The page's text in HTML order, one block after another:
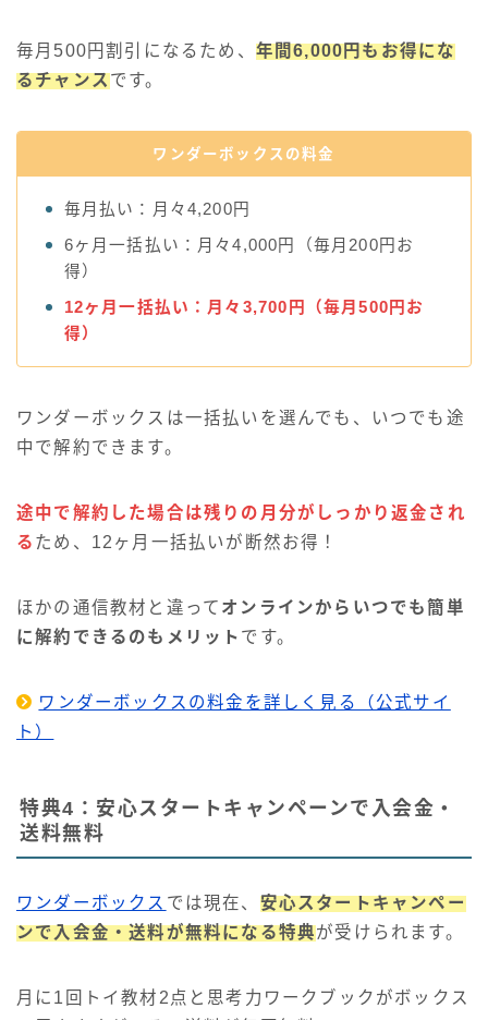
毎月500円割引になるため、 年間6,000円もお得にな
るチャンス です。
ワンダーボックスの料金
毎月払い：月々4,200円
6ヶ月一括払い：月々4,000円（毎月200円お
得）
12ヶ月一括払い：月々3,700円（毎月500円お
得）
ワンダーボックスは一括払いを選んでも、いつでも途
中で解約できます。
途中で解約した場合は残りの月分がしっかり返金され
る ため、12ヶ月一括払いが断然お得！
ほかの通信教材と違って オンラインからいつでも簡単
に解約できるのもメリット です。
ワンダーボックスの料金を詳しく見る（公式サイ
ト）
特典4：安心スタートキャンペーンで入会金・
送料無料
ワンダーボックス では現在、 安心スタートキャンペー
ンで入会金・送料が無料になる特典が受けられます。
月に1回トイ教材2点と思考力ワークブックがボックス